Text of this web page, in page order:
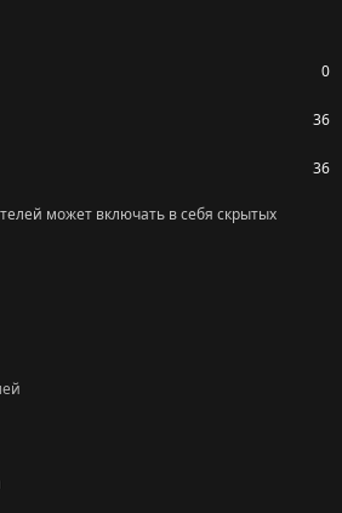
0
36
36
может включать в себя скрытых